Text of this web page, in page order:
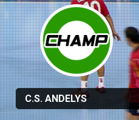
C.S. ANDELYS